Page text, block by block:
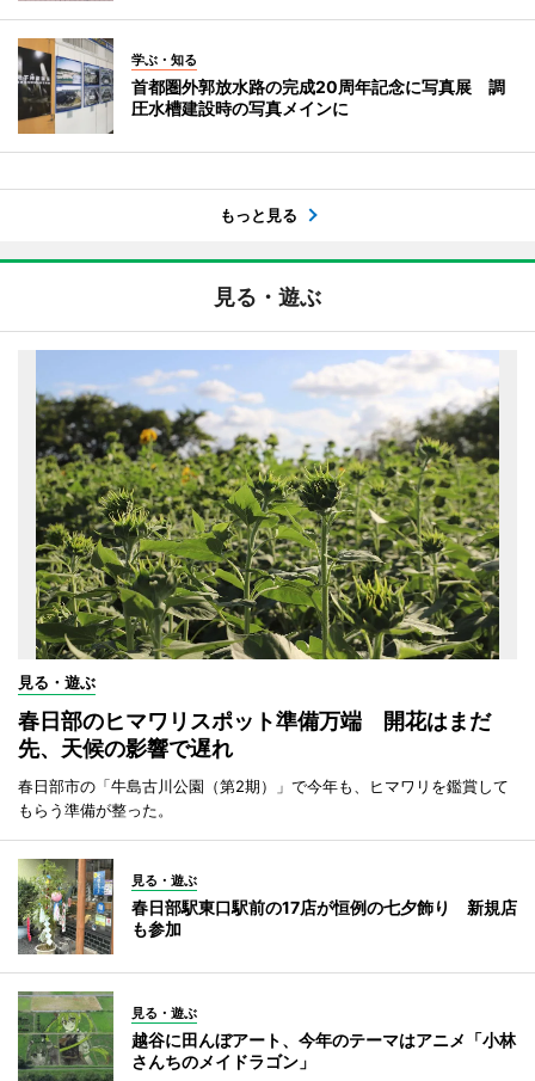
学ぶ・知る
首都圏外郭放水路の完成20周年記念に写真展 調
圧水槽建設時の写真メインに
もっと見る
見る・遊ぶ
見る・遊ぶ
春日部のヒマワリスポット準備万端 開花はまだ
先、天候の影響で遅れ
春日部市の「牛島古川公園（第2期）」で今年も、ヒマワリを鑑賞して
もらう準備が整った。
見る・遊ぶ
春日部駅東口駅前の17店が恒例の七夕飾り 新規店
も参加
見る・遊ぶ
越谷に田んぼアート、今年のテーマはアニメ「小林
さんちのメイドラゴン」